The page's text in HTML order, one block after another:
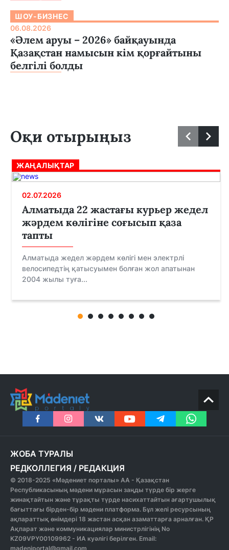
ШОУ-БИЗНЕС
06.08.2026
«Әлем аруы – 2026» байқауында
Қазақстан намысын кім қорғайтыны
белгілі болды
Оқи отырыңыз
ЖАҢАЛЫҚТАР
02.07.2026
Алматыда 22 жастағы курьер жедел
жәрдем көлігіне соғысып қаза
тапты
Алматыда жедел жәрдем көлігі мен электрлі
велосипедтің қатысуымен болған жол апатынан
2004 жылы туға...
ЖОБА ТУРАЛЫ
РЕДКОЛЛЕГИЯ / РЕДАКЦИЯ
© 2018-2025 «Мәдениет порталы» АА - Қазақстан
Республикасының мәдени мұрасын заңды түрде бір жерге
жинақтайтын және тұрақты түрде насихаттайтын ағартушылық
бағыттағы бірден-бір мәдени платформа. Бұл желі ресурсының
ақпараттық өнімдері 18 жастан асқан азаматтарға арналған. ҚР
Ақпарат және коммуникациялар министрлігінің No
KZ09VPY00109962 - ИА куәлігі берілген. Email:
madeniportal@gmail.com